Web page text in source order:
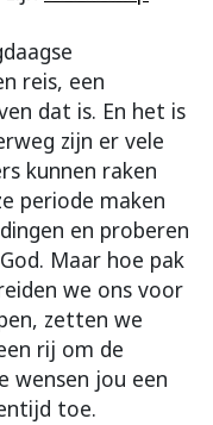
reis, een
dat is. En het is
zijn er vele
kunnen raken
periode maken
en proberen
Maar hoe pak
we ons voor
zetten we
rij om de
wensen jou een
toe.